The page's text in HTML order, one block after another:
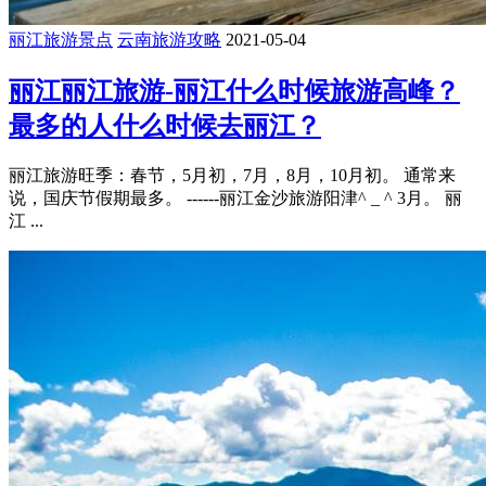
丽江旅游景点 云南旅游攻略 2021-05-04
丽江丽江旅游-丽江什么时候旅游高峰？
最多的人什么时候去丽江？
丽江旅游旺季：春节，5月初，7月，8月，10月初。 通常来
说，国庆节假期最多。 ------丽江金沙旅游阳津^ _ ^ 3月。 丽
江 ...